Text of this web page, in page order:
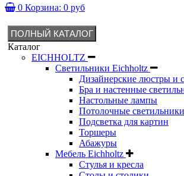
0 Корзина: 0 руб
ПОЛНЫЙ КАТАЛОГ
Каталог
EICHHOLTZ
Светильники Eichholtz
Дизайнерские люстры и
Бра и настенные
Настольные лампы
Потолочные светильники
Подсветка для картин
Торшеры
Абажуры
Мебель Eichholtz
Стулья и кресла